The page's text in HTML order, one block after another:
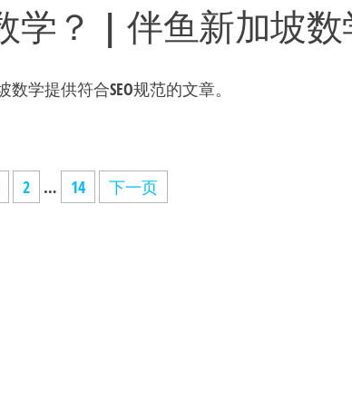
学？ | 伴鱼新加坡数
学提供符合SEO规范的文章。
2 … 14 下一页